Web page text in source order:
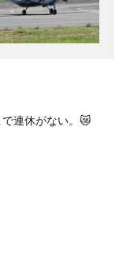
連休がない。 😿